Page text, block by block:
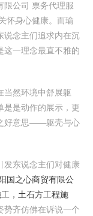
限公司 票务代理服
怀身心健康。而瑜
说念主们追求内在沉
这一理念最直不雅的
当然环境中舒展躯
是是动作的展示，更
好意思——躯壳与心
发东说念主们对健康
国之心商贸有限公
，土石方工程施
势齐仿佛在诉说一个